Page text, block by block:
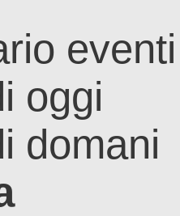
eventi
oggi
domani